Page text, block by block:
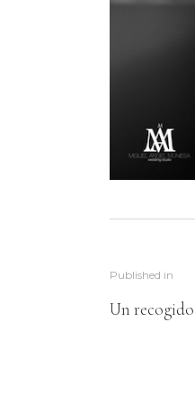
Published in
Un